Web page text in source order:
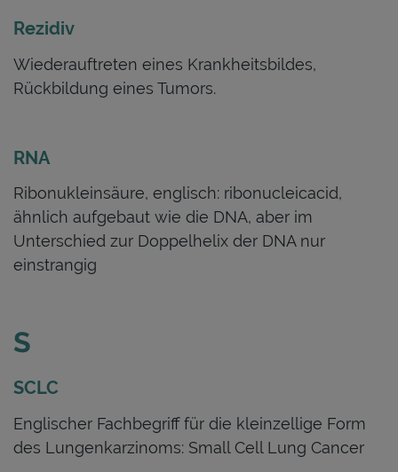
Rezidiv
Wiederauftreten eines Krankheitsbildes,
Rückbildung eines Tumors.
RNA
Ribonukleinsäure, englisch: ribonucleicacid,
ähnlich aufgebaut wie die DNA, aber im
Unterschied zur Doppelhelix der DNA nur
einstrangig
S
SCLC
Englischer Fachbegriff für die kleinzellige Form
des Lungenkarzinoms: Small Cell Lung Cancer